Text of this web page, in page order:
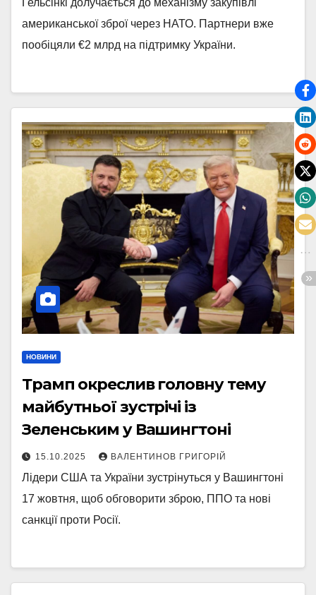
Гельсінкі долучається до механізму закупівлі
американської зброї через НАТО. Партнери вже
пообіцяли €2 млрд на підтримку України.
НОВИНИ
Трамп окреслив головну тему
майбутньої зустрічі із
Зеленським у Вашингтоні
15.10.2025 ВАЛЕНТИНОВ ГРИГОРІЙ
Лідери США та України зустрінуться у Вашингтоні
17 жовтня, щоб обговорити зброю, ППО та нові
санкції проти Росії.